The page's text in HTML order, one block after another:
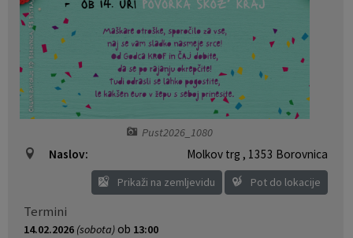
Pust2026_1080
Naslov: Molkov trg , 1353 Borovnica
Prikaži na zemljevidu Pot do lokacije
Termini
14.02.2026 (sobota) ob 13:00
Vaški odbori
Naselja v občini
Organigram
Varstvo osebnih podatkov
Temeljni akti občine
Strateški dokumenti
Prostorski akti občine
Predpisi in odloki
Občinski časopis